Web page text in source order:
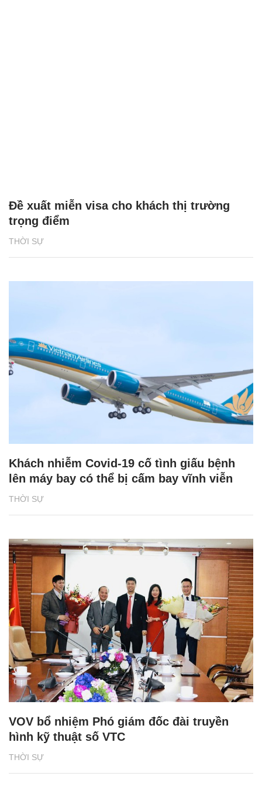
THỜI SỰ
Đề xuất miễn visa cho khách thị trường
trọng điểm
THỜI SỰ
Khách nhiễm Covid-19 cố tình giấu bệnh
lên máy bay có thể bị cấm bay vĩnh viễn
THỜI SỰ
VOV bổ nhiệm Phó giám đốc đài truyền
hình kỹ thuật số VTC